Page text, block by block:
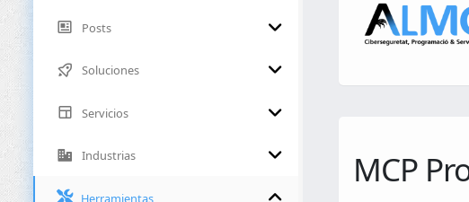
Posts
Soluciones
Servicios
Industrias
Herramientas
MCP